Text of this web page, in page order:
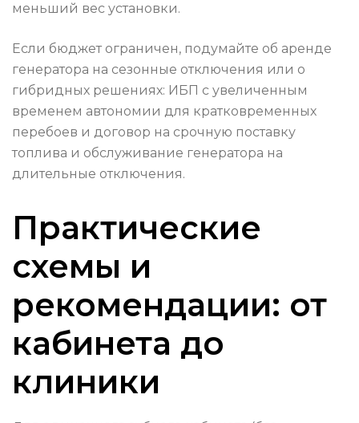
меньший вес установки.
Если бюджет ограничен, подумайте об аренде
генератора на сезонные отключения или о
гибридных решениях: ИБП с увеличенным
временем автономии для кратковременных
перебоев и договор на срочную поставку
топлива и обслуживание генератора на
длительные отключения.
Практические
схемы и
рекомендации: от
кабинета до
клиники